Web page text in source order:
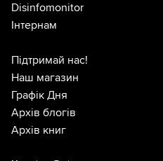
Disinfomonitor
Інтернам
Підтримай нас!
Наш магазин
Графік Дня
Архів блогів
Архів книг